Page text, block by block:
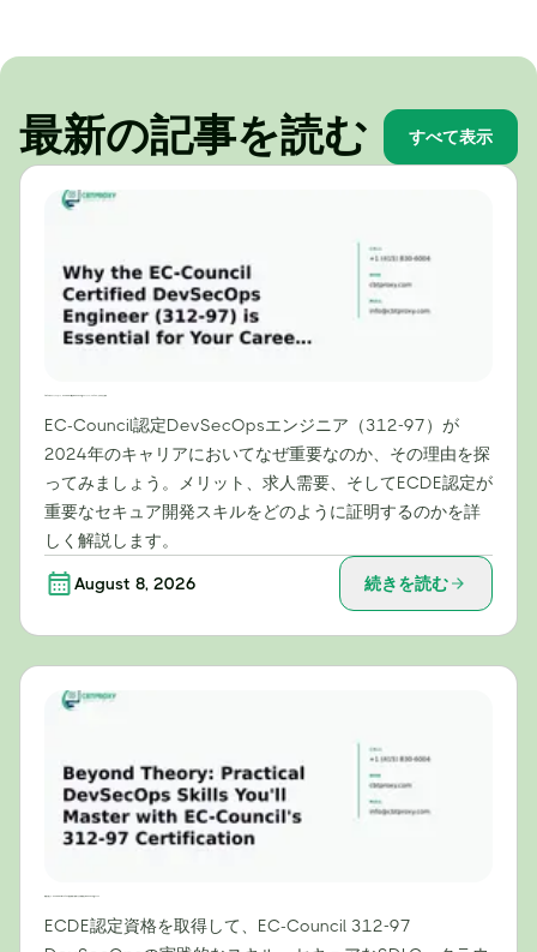
最新の記事を読む すべて表示
EC-Council認定DevSecOpsエンジニア（312-97）が
2024年のキャリアにおいてなぜ重要なのか、その理由を探
ってみましょう。メリット、求人需要、そしてECDE認定が
重要なセキュア開発スキルをどのように証明するのかを詳
しく解説します。
August 8, 2026 続きを読む
ECDE認定資格を取得して、EC-Council 312-97